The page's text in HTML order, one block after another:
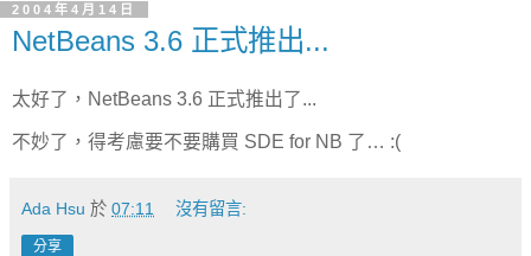
2004年4月14日
NetBeans 3.6 正式推出...
太好了，NetBeans 3.6 正式推出了...
不妙了，得考慮要不要購買 SDE for NB 了… :(
Ada Hsu 於 07:11 沒有留言:
分享